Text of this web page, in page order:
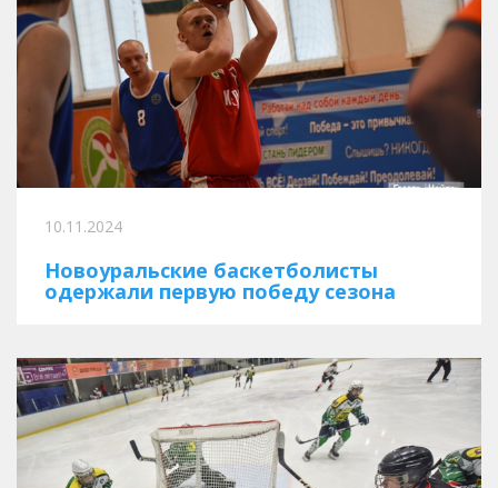
10.11.2024
Новоуральские баскетболисты
одержали первую победу сезона